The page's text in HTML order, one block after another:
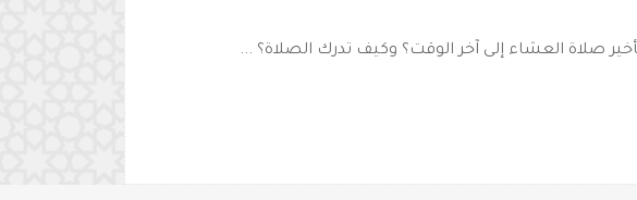
صلاة العشاء إلى آخر الوقت؟ وكيف تدرك الصلاة؟ ...